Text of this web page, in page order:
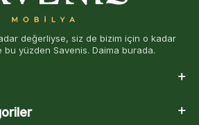
değerliyse, siz de bizim için o kadar
bu yüzden Savenis. Daima burada.